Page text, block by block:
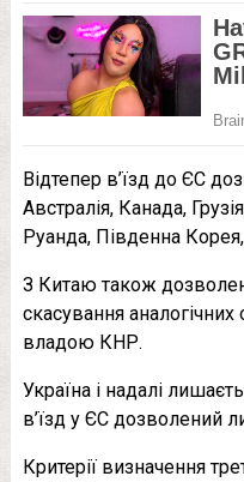
Відтепер в’їзд до ЄС
Австралія, Канада,
Руанда, Південна Корея,
З Китаю також
скасування
владою КНР.
Україна і надалі
в’їзд у ЄС дозволений
Критерії визначення